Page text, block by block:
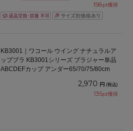
158pt獲得
KB3001｜ワコール ウイング ナチュラルア
ップブラ KB3001シリーズ ブラジャー単品
ABCDEFカップ アンダー65/70/75/80cm
2,970 円 (税込)
135pt獲得